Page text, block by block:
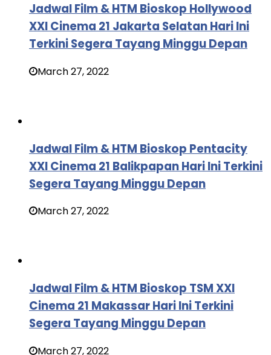
Jadwal Film & HTM Bioskop Hollywood
XXI Cinema 21 Jakarta Selatan Hari Ini
Terkini Segera Tayang Minggu Depan
March 27, 2022
Jadwal Film & HTM Bioskop Pentacity
XXI Cinema 21 Balikpapan Hari Ini Terkini
Segera Tayang Minggu Depan
March 27, 2022
Jadwal Film & HTM Bioskop TSM XXI
Cinema 21 Makassar Hari Ini Terkini
Segera Tayang Minggu Depan
March 27, 2022